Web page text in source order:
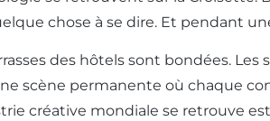
chose à se dire. Et pendant
des hôtels sont bondées.
scène permanente où chaque
créative mondiale se retrouve